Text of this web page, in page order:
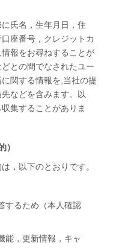
氏名，生年月日，住
座番号，クレジットカ
報をお尋ねすることが
との間でなされたユー
関する情報を,当社の提
などを含みます。以
集することがありま
）
，以下のとおりです。
するため（本人確認
能，更新情報，キャ